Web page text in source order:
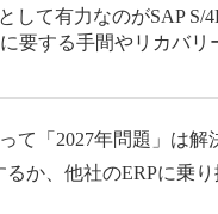
して有力なのがSAP
要する手間やリカバリ
て「2027年問題」は
か、他社のERPに乗